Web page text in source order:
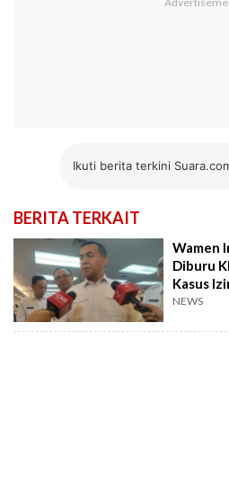
Ikuti berita terkini
BERITA TERKAIT
Wamen
Diburu
Kasus
NEWS